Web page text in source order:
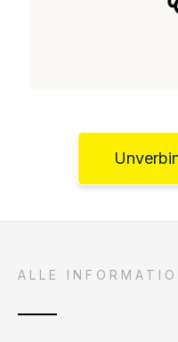
ALLE